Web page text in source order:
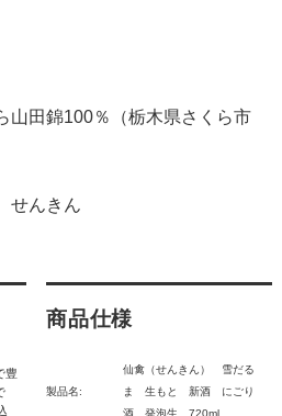
山田錦100％（栃木県さくら市
せんきん
豊
商品仕様
製品名:
仙禽（せんきん） 雪だる
ま 生もと 新酒 にごり
酒 発泡生 720ml